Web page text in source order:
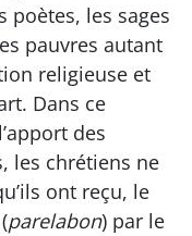
poètes, les sages
pauvres autant
religieuse et
Dans ce
des
les chrétiens ne
ont reçu, le
parelabon) par le